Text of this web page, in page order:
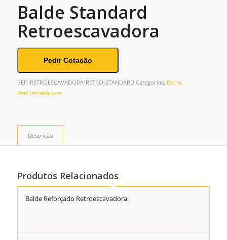
Balde Standard
Retroescavadora
Pedir Cotação
REF: RETROESCAVADORA-RETRO-STANDARD Categorias: Retro,
Retroescavadora
Descrição
Produtos Relacionados
Balde Reforçado Retroescavadora